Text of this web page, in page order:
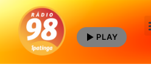
PLAY